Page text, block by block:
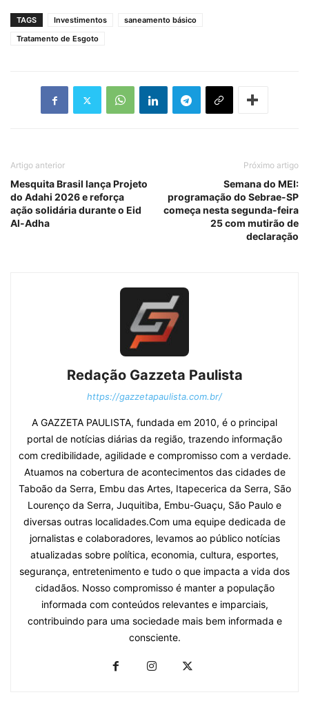
TAGS Investimentos
saneamento básico
Tratamento de Esgoto
Artigo anterior
Mesquita Brasil lança Projeto
do Adahi 2026 e reforça
ação solidária durante o Eid
Al-Adha
Próximo artigo
Semana do MEI:
programação do Sebrae-SP
começa nesta segunda-feira
25 com mutirão de
declaração
Redação Gazzeta Paulista
https://gazzetapaulista.com.br/
A GAZZETA PAULISTA, fundada em 2010, é o principal
portal de notícias diárias da região, trazendo informação
com credibilidade, agilidade e compromisso com a verdade.
Atuamos na cobertura de acontecimentos das cidades de
Taboão da Serra, Embu das Artes, Itapecerica da Serra, São
Lourenço da Serra, Juquitiba, Embu-Guaçu, São Paulo e
diversas outras localidades.Com uma equipe dedicada de
jornalistas e colaboradores, levamos ao público notícias
atualizadas sobre política, economia, cultura, esportes,
segurança, entretenimento e tudo o que impacta a vida dos
cidadãos. Nosso compromisso é manter a população
informada com conteúdos relevantes e imparciais,
contribuindo para uma sociedade mais bem informada e
consciente.